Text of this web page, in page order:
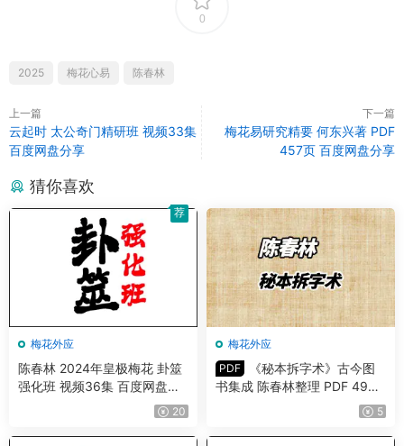
0
2025 梅花心易 陈春林
上一篇
云起时 太公奇门精研班 视频33集
百度网盘分享
下一篇
梅花易研究精要 何东兴著 PDF
457页 百度网盘分享
猜你喜欢
梅花外应
陈春林 2024年皇极梅花 卦筮
强化班 视频36集 百度网盘分
20
荐
梅花外应
PDF
《秘本拆字术》古今图
书集成 陈春林整理 PDF 49页
5